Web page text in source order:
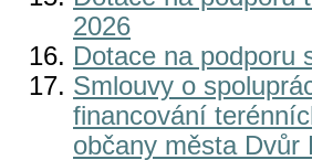
2026
Dotace na podporu
Smlouvy o
financování
občany města Dvůr